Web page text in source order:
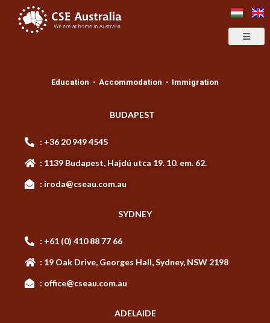
Education ⋅ Accommodation ⋅ Immigration
BUDAPEST
: +36 20 949 4545
: 1139 Budapest, Hajdú utca 19. 10. em. 62.
: iroda@cseau.com.au
SYDNEY
: +61 (0) 410 88 77 66
: 19 Oak Drive, Georges Hall, Sydney, NSW 2198
: office@cseau.com.au
ADELAIDE